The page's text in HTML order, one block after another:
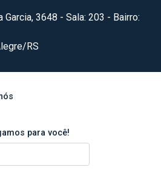
Garcia, 3648 - Sala: 203 - Bairro:
RS
para você!